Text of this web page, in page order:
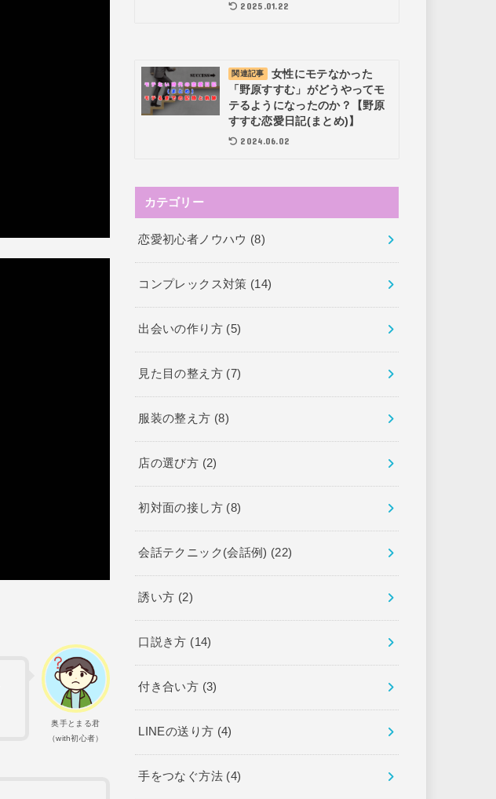
奥手とまる君
（with初心者）
2025.01.22
関連記事
女性にモテなかった
「野原すすむ」がどうやってモ
テるようになったのか？【野原
すすむ恋愛日記(まとめ)】
2024.06.02
カテゴリー
恋愛初心者ノウハウ (8)
コンプレックス対策 (14)
出会いの作り方 (5)
見た目の整え方 (7)
服装の整え方 (8)
店の選び方 (2)
初対面の接し方 (8)
会話テクニック(会話例) (22)
誘い方 (2)
口説き方 (14)
付き合い方 (3)
LINEの送り方 (4)
手をつなぐ方法 (4)